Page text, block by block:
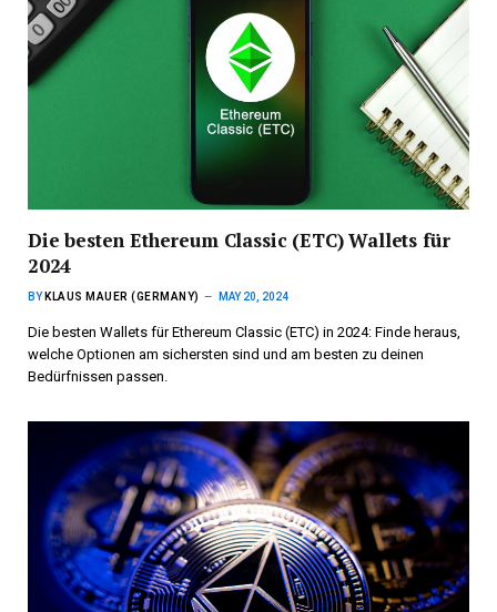
Die besten Ethereum Classic (ETC) Wallets für
2024
BY KLAUS MAUER (GERMANY) MAY 20, 2024
Die besten Wallets für Ethereum Classic (ETC) in 2024: Finde heraus,
welche Optionen am sichersten sind und am besten zu deinen
Bedürfnissen passen.